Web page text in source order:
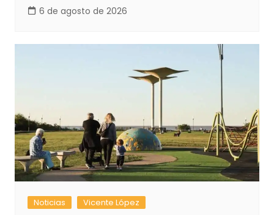
6 de agosto de 2026
Noticias Vicente López